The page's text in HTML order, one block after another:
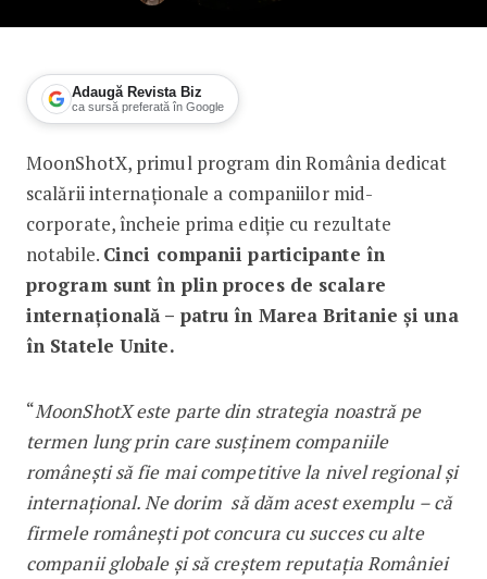
Adaugă Revista Biz
ca sursă preferată în Google
Cinci companii românești sunt în
MoonShotX, primul program din România dedicat
scalării internaționale a companiilor mid-
corporate, încheie prima ediție cu rezultate
notabile. Cinci companii participante în
program sunt în plin proces de scalare
internațională – patru în Marea Britanie și una
în Statele Unite.
“MoonShotX este parte din strategia noastră pe
termen lung prin care susținem companiile
românești să fie mai competitive la nivel regional și
internațional. Ne dorim să dăm acest exemplu – că
firmele românești pot concura cu succes cu alte
companii globale și să creștem reputația României